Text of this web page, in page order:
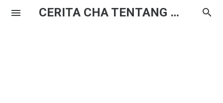
CERITA CHA TENTANG HAL BIASA